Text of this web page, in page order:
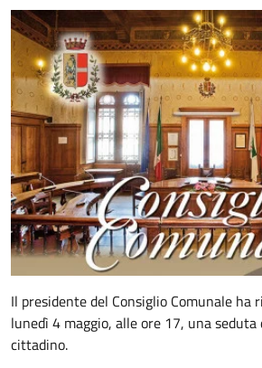
Il presidente del Consiglio Comunale ha
lunedì 4 maggio, alle ore 17, una seduta
cittadino.